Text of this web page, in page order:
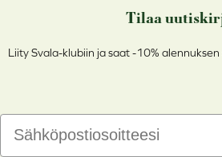
Tilaa
Liity Svala-klubiin ja saat -10%
Email